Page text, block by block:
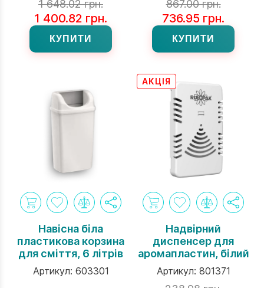
1 648.02 грн.
1 400.82 грн.
КУПИТИ
867.00 грн.
736.95 грн.
КУПИТИ
Навісна біла
пластикова корзина
для сміття, 6 літрів
Артикул: 603301
АКЦІЯ
Надвірний
диспенсер для
аромапластин, білий
Артикул: 801371